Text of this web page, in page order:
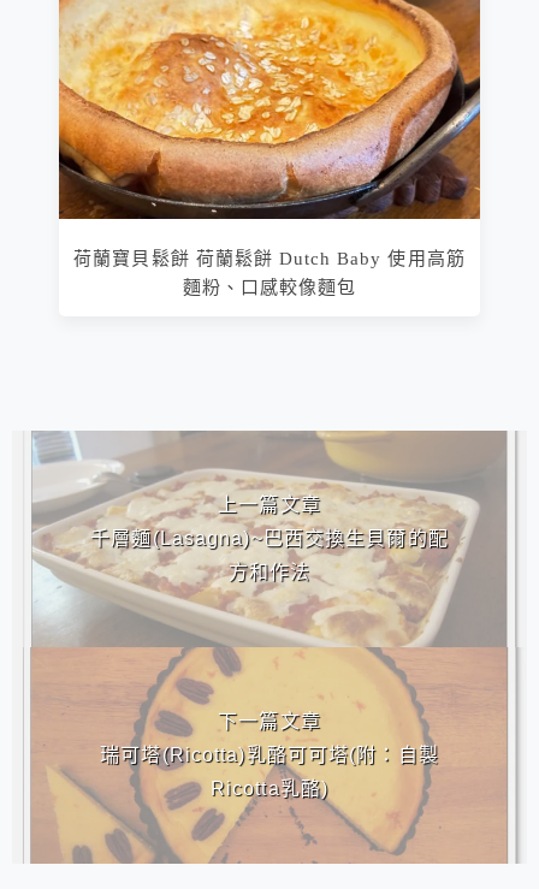
荷蘭寶貝鬆餅 荷蘭鬆餅 Dutch Baby 使用高筋
麵粉、口感較像麵包
相連文章
上一篇文章
千層麵(Lasagna)~巴西交換生貝爾的配
方和作法
下一篇文章
瑞可塔(Ricotta)乳酪可可塔(附：自製
Ricotta乳酪)